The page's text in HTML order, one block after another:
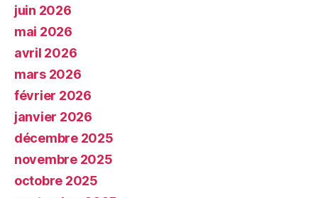
juin 2026
mai 2026
avril 2026
mars 2026
février 2026
janvier 2026
décembre 2025
novembre 2025
octobre 2025